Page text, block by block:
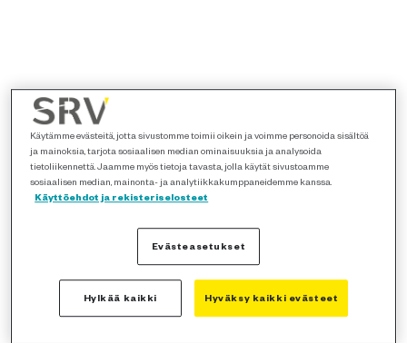
Käytämme evästeitä, jotta sivustomme toimii oikein ja voimme personoida sisältöä
ja mainoksia, tarjota sosiaalisen median ominaisuuksia ja analysoida
tietoliikennettä. Jaamme myös tietoja tavasta, jolla käytät sivustoamme
sosiaalisen median, mainonta- ja analytiikkakumppaneidemme kanssa.
Käyttöehdot ja rekisteriselosteet
Evästeasetukset
Hylkää kaikki Hyväksy kaikki evästeet